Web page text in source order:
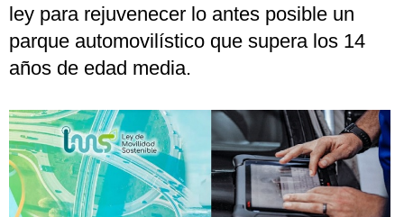
ley para rejuvenecer lo antes posible un
parque automovilístico que supera los 14
años de edad media.